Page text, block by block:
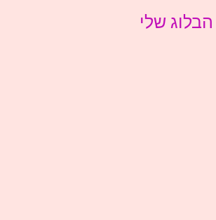
הבלוג שלי